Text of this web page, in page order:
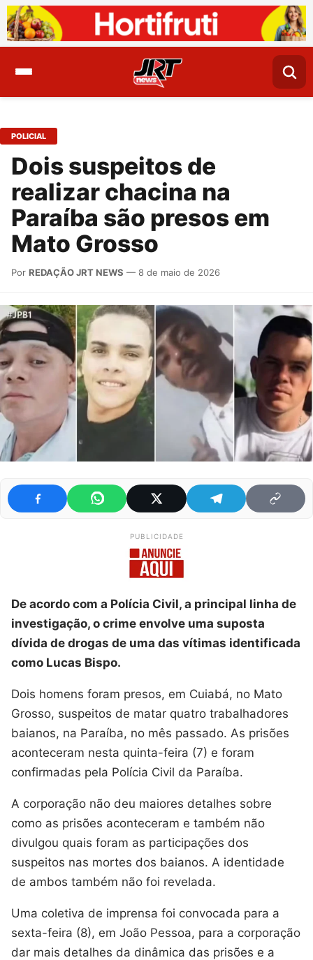
POLICIAL
Dois suspeitos de
realizar chacina na
Paraíba são presos em
Mato Grosso
Por REDAÇÃO JRT NEWS — 8 de maio de 2026
PUBLICIDADE
De acordo com a Polícia Civil, a principal linha de
investigação, o crime envolve uma suposta
dívida de drogas de uma das vítimas identificada
como Lucas Bispo.
Dois homens foram presos, em Cuiabá, no Mato
Grosso, suspeitos de matar quatro trabalhadores
baianos, na Paraíba, no mês passado. As prisões
aconteceram nesta quinta-feira (7) e foram
confirmadas pela Polícia Civil da Paraíba.
A corporação não deu maiores detalhes sobre
como as prisões aconteceram e também não
divulgou quais foram as participações dos
suspeitos nas mortes dos baianos. A identidade
de ambos também não foi revelada.
Uma coletiva de imprensa foi convocada para a
sexta-feira (8), em João Pessoa, para a corporação
dar mais detalhes da dinâmica das prisões e a